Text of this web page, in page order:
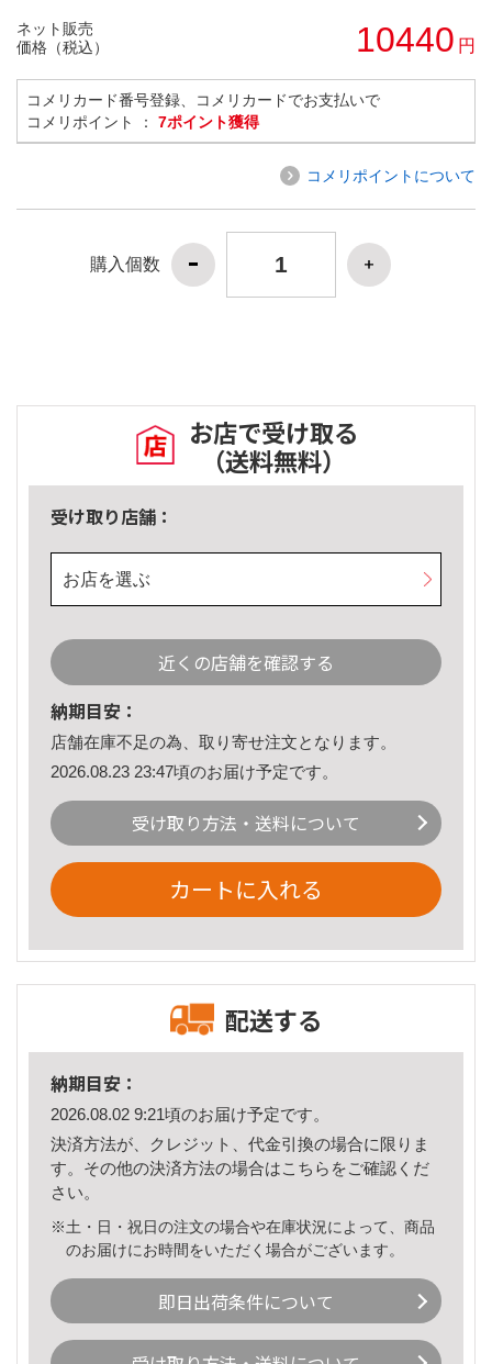
ネット販売
価格（税込）
10440 円
コメリカード番号登録、コメリカードでお支払いで
コメリポイント ： 7ポイント獲得
コメリポイントについて
購入個数
お店で受け取る
（送料無料）
受け取り店舗：
お店を選ぶ
近くの店舗を確認する
納期目安：
店舗在庫不足の為、取り寄せ注文となります。
2026.08.23 23:47頃のお届け予定です。
受け取り方法・送料について
カートに入れる
配送する
納期目安：
2026.08.02 9:21頃のお届け予定です。
決済方法が、クレジット、代金引換の場合に限りま
す。その他の決済方法の場合はこちら をご確認くだ
さい。
※土・日・祝日の注文の場合や在庫状況によって、商品
のお届けにお時間をいただく場合がございます。
即日出荷条件について